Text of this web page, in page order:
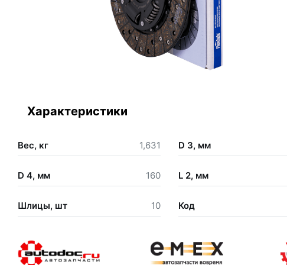
Характеристики
Вес, кг 1,631 D 3, мм
D 4, мм 160 L 2, мм
Шлицы, шт 10 Код